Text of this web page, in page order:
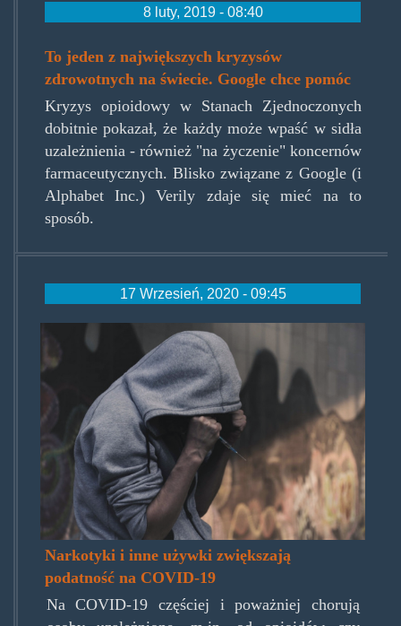
8 luty, 2019 - 08:40
verily.jpg
To jeden z największych kryzysów
zdrowotnych na świecie. Google chce pomóc
Kryzys opioidowy w Stanach Zjednoczonych
dobitnie pokazał, że każdy może wpaść w sidła
uzależnienia - również "na życzenie" koncernów
farmaceutycznych. Blisko związane z Google (i
Alphabet Inc.) Verily zdaje się mieć na to
sposób.
17 Wrzesień, 2020 - 09:45
covidrugs.jpg
Narkotyki i inne używki zwiększają
podatność na COVID-19
Na COVID-19 częściej i poważniej chorują